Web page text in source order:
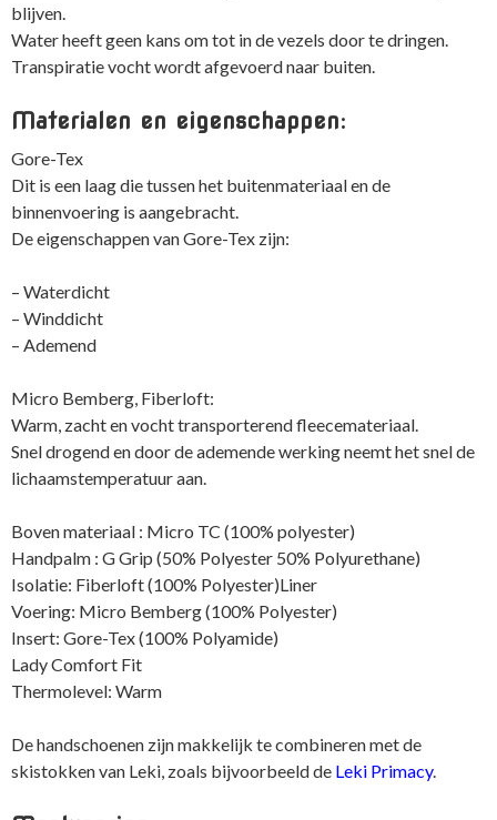
blijven.
Water heeft geen kans om tot in de vezels door te dringen.
Transpiratie vocht wordt afgevoerd naar buiten.
Materialen en eigenschappen:
Gore-Tex
Dit is een laag die tussen het buitenmateriaal en de
binnenvoering is aangebracht.
De eigenschappen van Gore-Tex zijn:
– Waterdicht
– Winddicht
– Ademend
Micro Bemberg, Fiberloft:
Warm, zacht en vocht transporterend fleecemateriaal.
Snel drogend en door de ademende werking neemt het snel de
lichaamstemperatuur aan.
Boven materiaal : Micro TC (100% polyester)
Handpalm : G Grip (50% Polyester 50% Polyurethane)
Isolatie: Fiberloft (100% Polyester)Liner
Voering: Micro Bemberg (100% Polyester)
Insert: Gore-Tex (100% Polyamide)
Lady Comfort Fit
Thermolevel: Warm
De handschoenen zijn makkelijk te combineren met de
skistokken van Leki, zoals bijvoorbeeld de Leki Primacy.